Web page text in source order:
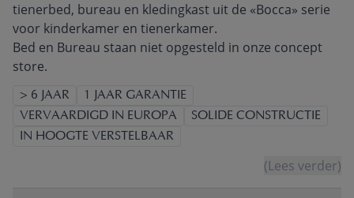
tienerbed, bureau en kledingkast uit de «Bocca» serie
voor kinderkamer en tienerkamer.
Bed en Bureau staan niet opgesteld in onze concept
store.
> 6 JAAR
1 JAAR GARANTIE
VERVAARDIGD IN EUROPA
SOLIDE CONSTRUCTIE
IN HOOGTE VERSTELBAAR
(Lees verder)